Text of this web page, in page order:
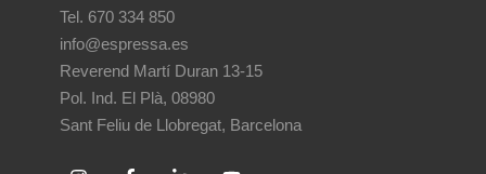
Tel. 670 334 850
info@espressa.es
Reverend Martí Duran 13-15
Pol. Ind. El Plà, 08980
Sant Feliu de Llobregat, Barcelona